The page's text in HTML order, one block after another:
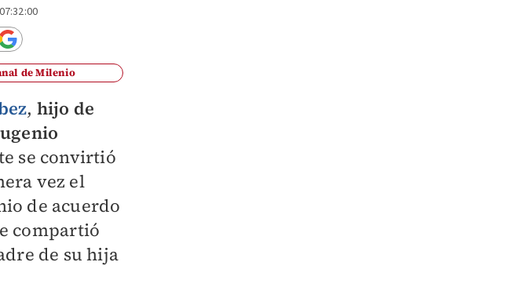
de Milenio
, hijo de
se convirtió
vez el
de acuerdo
compartió
de su hija